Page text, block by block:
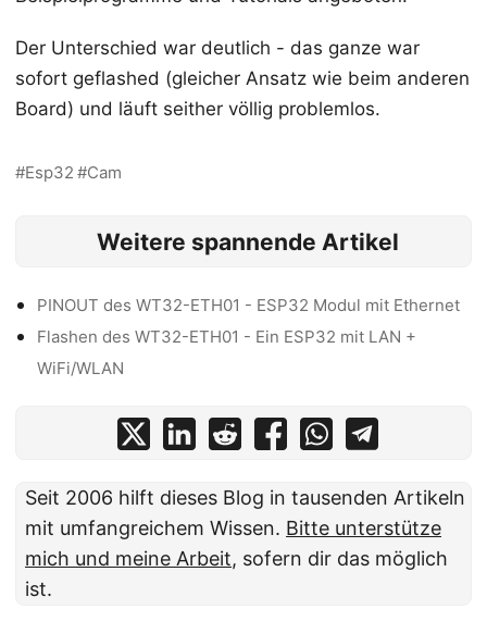
Der Unterschied war deutlich - das ganze war
sofort geflashed (gleicher Ansatz wie beim anderen
Board) und läuft seither völlig problemlos.
Esp32 Cam
Weitere spannende Artikel
PINOUT des WT32-ETH01 - ESP32 Modul mit Ethernet
Flashen des WT32-ETH01 - Ein ESP32 mit LAN +
WiFi/WLAN
Seit 2006 hilft dieses Blog in tausenden Artikeln
mit umfangreichem Wissen. Bitte unterstütze
mich und meine Arbeit, sofern dir das möglich
ist.